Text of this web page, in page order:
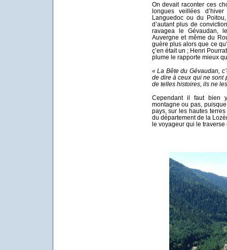
On devait raconter ces
longues veillées
Languedoc ou du
d’autant plus de
ravagea le Gévaudan,
Auvergne et même du
guère plus alors que ce
ç’en était un ; Henri
plume le rapporte mieux
« La Bête du Gévaudan,
de dire à ceux qui ne sont
de telles histoires, ils ne
Cependant il faut bien
montagne ou pas,
pays, sur les hautes
du département de la
le voyageur qui le traverse